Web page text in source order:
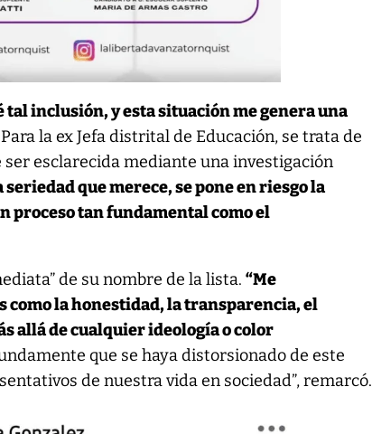
inclusión, y esta situación me genera una
Para la ex Jefa distrital de Educación, se trata de
esclarecida mediante una investigación
seriedad que merece, se pone en riesgo la
proceso tan fundamental como el
de su nombre de la lista.“Me
como la honestidad, la transparencia, el
allá de cualquier ideología o color
que se haya distorsionado de este
de nuestra vida en sociedad”, remarcó.